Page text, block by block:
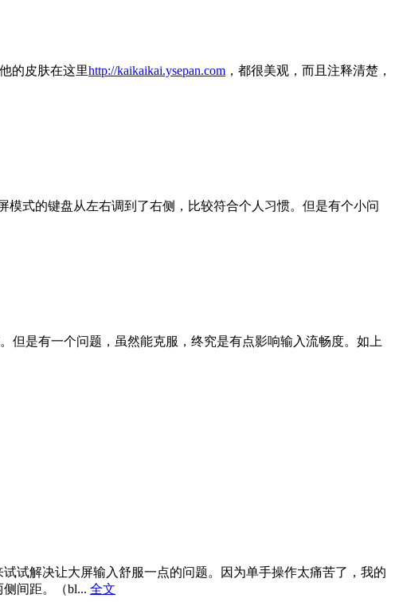
的皮肤在这里http://kaikaikai.ysepan.com ，都很美观，而且注释清楚，
式的键盘从左右调到了右侧，比较符合个人习惯。但是有个小问
但是有一个问题，虽然能克服，终究是有点影响输入流畅度。如上
试解决让大屏输入舒服一点的问题。因为单手操作太痛苦了，我的
间距。（bl... 全文